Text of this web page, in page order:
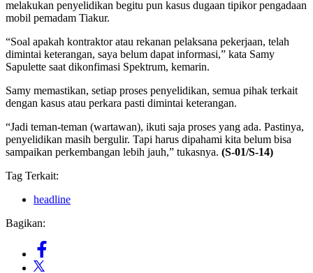
melakukan penyelidikan begitu pun kasus dugaan tipikor pengadaan
mobil pemadam Tiakur.
“Soal apakah kontraktor atau rekanan pelaksana pekerjaan, telah
dimintai keterangan, saya belum dapat informasi,” kata Samy
Sapulette saat dikonfimasi Spektrum, kemarin.
Samy memastikan, setiap proses penyelidikan, semua pihak terkait
dengan kasus atau perkara pasti dimintai keterangan.
“Jadi teman-teman (wartawan), ikuti saja proses yang ada. Pastinya,
penyelidikan masih bergulir. Tapi harus dipahami kita belum bisa
sampaikan perkembangan lebih jauh,” tukasnya. (S-01/S-14)
Tag Terkait:
headline
Bagikan: